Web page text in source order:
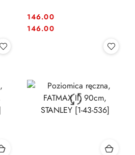
Cena:
146.00
Cena:
146.00